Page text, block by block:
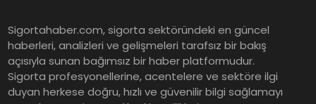
Şekerbank 2026 İlk Yarı Finansal
Sonuçları
ING Türkiye 2026 Yılının İlk
Sigortahaber.com, sigorta sektöründeki en güncel
haberleri, analizleri ve gelişmeleri tarafsız bir bakış
açısıyla sunan bağımsız bir haber platformudur.
Sigorta profesyonellerine, acentelere ve sektöre ilgi
duyan herkese doğru, hızlı ve güvenilir bilgi sağlamayı